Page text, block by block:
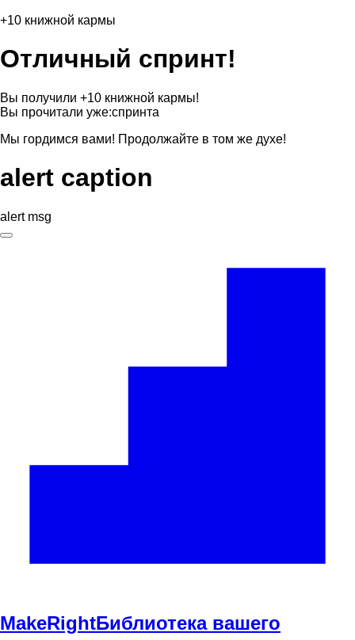
+10 книжной кармы
Отличный спринт!
Вы получили +10 книжной кармы!
Вы прочитали уже:спринта
Мы гордимся вами! Продолжайте в том же духе!
alert caption
alert msg
MakeRightБиблиотека вашего